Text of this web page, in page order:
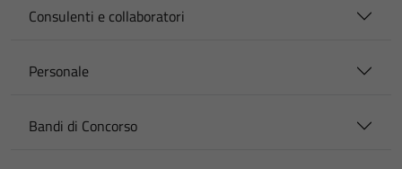
Consulenti e collaboratori
Personale
Bandi di Concorso